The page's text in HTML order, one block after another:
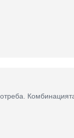
Комбинацията